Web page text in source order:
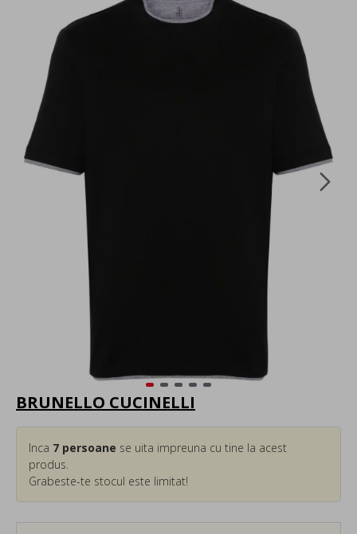
BRUNELLO CUCINELLI
Inca 7 persoane se uita impreuna cu tine la acest
produs.
Grabeste-te stocul este limitat!